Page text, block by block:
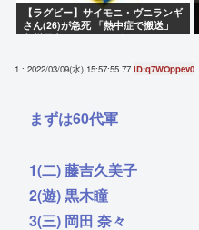
【ラグビー】サイモニ・ヴニランギ
さん(26)が急死 「熱中症で搬送」
九州電力キューデンヴォルテクスで
1 : 2022/03/09(水) 15:57:55.77 ID:q7WOppev0
まずは60代軍
1(二) 藤吉久美子
2(遊) 黒木瞳
3(三) 岡田 奈々